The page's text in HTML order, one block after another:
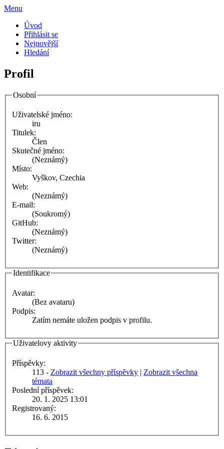
Menu
Úvod
Přihlásit se
Nejnovější
Hledání
Profil
Osobní
Uživatelské jméno:
iru
Titulek:
Člen
Skutečné jméno:
(Neznámý)
Místo:
Vyškov, Czechia
Web:
(Neznámý)
E-mail:
(Soukromý)
GitHub:
(Neznámý)
Twitter:
(Neznámý)
Identifikace
Avatar:
(Bez avataru)
Podpis:
Zatím nemáte uložen podpis v profilu.
Uživatelovy aktivity
Příspěvky:
113 - Zobrazit všechny příspěvky | Zobrazit všechna
témata
Poslední příspěvek:
20. 1. 2025 13:01
Registrovaný:
16. 6. 2015